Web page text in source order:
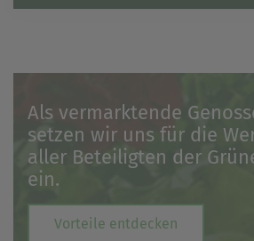
Als vermarktende
setzen wir uns für die
aller Beteiligten der
ein.
Vorteile entdecken